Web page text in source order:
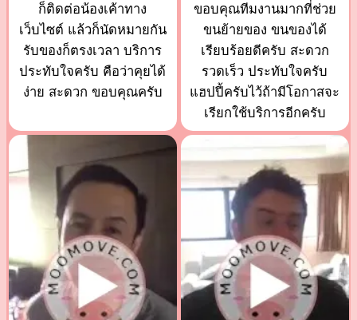
ก็ติดต่อน้องเค้าทาง
เว็บไซต์ แล้วก็นัดหมายกัน
รับของก็ตรงเวลา บริการ
ประทับใจครับ คือว่าคุยได้
ง่าย สะดวก ขอบคุณครับ
ขอบคุณทีมงานมากที่ช่วย
ขนย้ายของ ขนของได้
เรียบร้อยดีครับ สะดวก
รวดเร็ว ประทับใจครับ
แฮปปี้ครับไว้ถ้ามีโอกาสจะ
เรียกใช้บริการอีกครับ